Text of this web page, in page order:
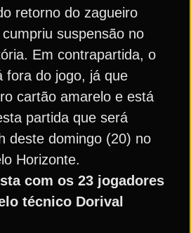
retorno do zagueiro
suspensão no
Em contrapartida, o
fora do jogo, já que
cartão amarelo e está
partida que será
deste domingo (20) no
Horizonte.
com os 23 jogadores
técnico Dorival